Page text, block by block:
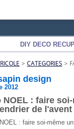
DIY DECO
> CATEGORIES >
design
2012
NOEL : faire
de l'avent